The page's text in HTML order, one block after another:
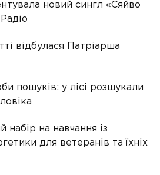
новий сингл «Сяйво
відбулася Патріарша
пошуків: у лісі розшукали
набір на навчання із
для ветеранів та їхніх